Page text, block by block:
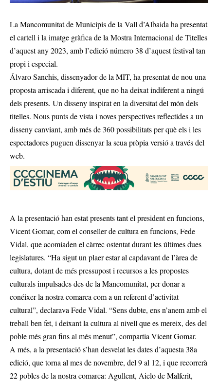
La Mancomunitat de Municipis de la Vall d’Albaida ha presentat
el cartell i la imatge gràfica de la Mostra Internacional de Titelles
d’aquest any 2023, amb l’edició número 38 d’aquest festival tan
propi i especial.
Álvaro Sanchis, dissenyador de la MIT, ha presentat de nou una
proposta arriscada i diferent, que no ha deixat indiferent a ningú
dels presents. Un disseny inspirat en la diversitat del món dels
titelles. Nous punts de vista i noves perspectives reflectides a un
disseny canviant, amb més de 360 possibilitats per què els i les
espectadores puguen dissenyar la seua pròpia versió a través del
web.
A la presentació han estat presents tant el president en funcions,
Vicent Gomar, com el conseller de cultura en funcions, Fede
Vidal, que acomiaden el càrrec ostentat durant les últimes dues
legislatures. “Ha sigut un plaer estar al capdavant de l’àrea de
cultura, dotant de més pressupost i recursos a les propostes
culturals impulsades des de la Mancomunitat, per donar a
conéixer la nostra comarca com a un referent d’activitat
cultural”, declarava Fede Vidal. “Sens dubte, ens n’anem amb el
treball ben fet, i deixant la cultura al nivell que es mereix, des del
poble més gran fins al més menut”, compartia Vicent Gomar.
A més, a la presentació s’han desvelat les dates d’aquesta 38a
edició, que torna al mes de novembre, del 9 al 12, i que recorrerà
22 pobles de la nostra comarca: Agullent, Aielo de Malferit,